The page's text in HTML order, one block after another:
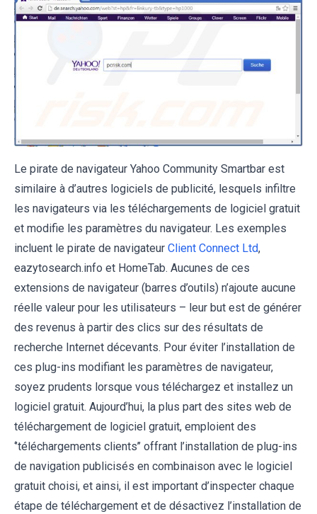
Le pirate de navigateur Yahoo Community Smartbar est
similaire à d’autres logiciels de publicité, lesquels infiltre
les navigateurs via les téléchargements de logiciel gratuit
et modifie les paramètres du navigateur. Les exemples
incluent le pirate de navigateur Client Connect Ltd,
eazytosearch.info et HomeTab. Aucunes de ces
extensions de navigateur (barres d’outils) n’ajoute aucune
réelle valeur pour les utilisateurs – leur but est de générer
des revenus à partir des clics sur des résultats de
recherche Internet décevants. Pour éviter l’installation de
ces plug-ins modifiant les paramètres de navigateur,
soyez prudents lorsque vous téléchargez et installez un
logiciel gratuit. Aujourd’hui, la plus part des sites web de
téléchargement de logiciel gratuit, emploient des
‘’téléchargements clients’’ offrant l’installation de plug-ins
de navigation publicisés en combinaison avec le logiciel
gratuit choisi, et ainsi, il est important d’inspecter chaque
étape de téléchargement et de désactivez l’installation de